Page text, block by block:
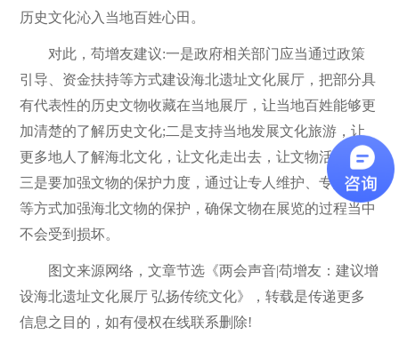
历史文化沁入当地百姓心田。
对此，苟增友建议:一是政府相关部门应当通过政策
引导、资金扶持等方式建设海北遗址文化展厅，把部分具
有代表性的历史文物收藏在当地展厅，让当地百姓能够更
加清楚的了解历史文化;二是支持当地发展文化旅游，让
更多地人了解海北文化，让文化走出去，让文物活起来;
三是要加强文物的保护力度，通过让专人维护、专人管理
等方式加强海北文物的保护，确保文物在展览的过程当中
不会受到损坏。
图文来源网络，文章节选《两会声音|苟增友：建议增
设海北遗址文化展厅 弘扬传统文化》，转载是传递更多
信息之目的，如有侵权在线联系删除!